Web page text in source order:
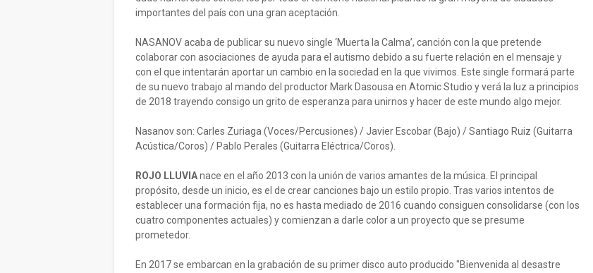
importantes del país con una gran aceptación.
NASANOV acaba de publicar su nuevo single ‘Muerta la Calma’, canción con la que pretende
colaborar con asociaciones de ayuda para el autismo debido a su fuerte relación en el mensaje y
con el que intentarán aportar un cambio en la sociedad en la que vivimos. Este single formará parte
de su nuevo trabajo al mando del productor Mark Dasousa en Atomic Studio y verá la luz a principios
de 2018 trayendo consigo un grito de esperanza para unirnos y hacer de este mundo algo mejor.
Nasanov son: Carles Zuriaga (Voces/Percusiones) / Javier Escobar (Bajo) / Santiago Ruiz (Guitarra
Acústica/Coros) / Pablo Perales (Guitarra Eléctrica/Coros).
ROJO LLUVIAnace en el año 2013 con la unión de varios amantes de la música. El principal
propósito, desde un inicio, es el de crear canciones bajo un estilo propio. Tras varios intentos de
establecer una formación fija, no es hasta mediado de 2016 cuando consiguen consolidarse (con los
cuatro componentes actuales) y comienzan a darle color a un proyecto que se presume
prometedor.
En 2017 se embarcan en la grabación de su primer disco auto producido "Bienvenida al desastre